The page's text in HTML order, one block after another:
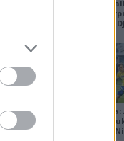
Derby
Sanok -
na remis
Ekstraklasa:
Gdynia -
Termalica